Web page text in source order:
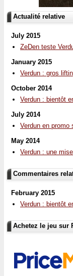
Actualité relative
July 2015
ZeDen teste
January 2015
Verdun : gros
October 2014
Verdun : bientôt
July 2014
Verdun en promo
May 2014
Verdun : une
Commentaires
February 2015
Verdun : bientôt
Achetez le jeu sur